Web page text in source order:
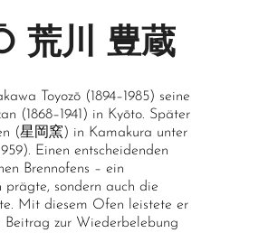
荒川 豊蔵
Toyozō (1894–1985) seine
(1868–1941) in Kyōto. Später
(星岡窯) in Kamakura unter
Einen entscheidenden
Brennofens – ein
prägte, sondern auch die
Mit diesem Ofen leistete er
Beitrag zur Wiederbelebung